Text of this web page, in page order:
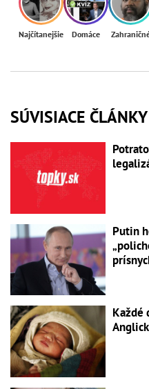
Najčítanejšie Domáce
SÚVISIACE ČLÁNKY
Putin
Každé